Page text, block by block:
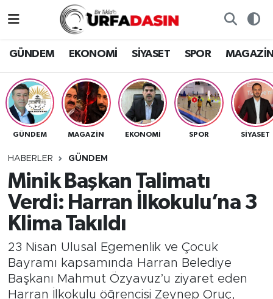
GÜNDEM EKONOMİ SİYASET SPOR
GÜNDEM MAGAZİN EKONOMİ SPOR SİYASET
HABERLER GÜNDEM
Minik Başkan Talimatı
Verdi: Harran İlkokulu’na 3
Klima Takıldı
23 Nisan Ulusal Egemenlik ve Çocuk
Bayramı kapsamında Harran Belediye
Başkanı Mahmut Özyavuz’u ziyaret eden
Harran İlkokulu öğrencisi Zeynep Oruç,
EKONOMİ
SİYASET
SPOR
MAGAZİN
SAĞLIK
TEKNOLOJİ
OTOMOBİL
Gizlilik ve Güvenlik Politikası
İletişim
Nöbetçi Eczaneler
Hava Durumu
Namaz Vakitleri
Trafik Durumu
Süper Lig Puan Durumu ve Fikstür
Tüm Manşetler
Son Dakika Haberleri
Haber Arşivi